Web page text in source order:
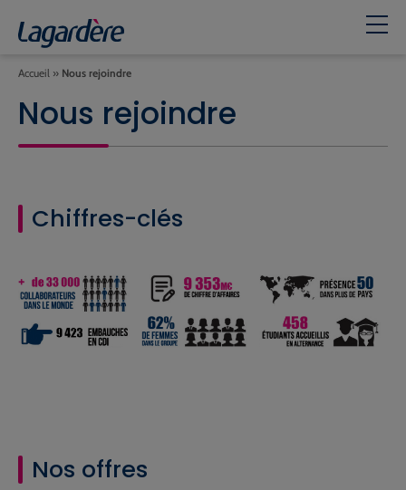
Accueil » Nous rejoindre
Nous rejoindre
Chiffres-clés
Nos offres